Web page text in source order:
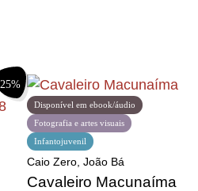
25%
Disponível em ebook/áudio
Fotografia e artes visuais
Infantojuvenil
Caio Zero, João Bá
Cavaleiro Macunaíma